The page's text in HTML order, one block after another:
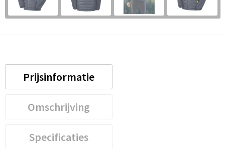
Prijsinformatie
Omschrijving
Specificaties